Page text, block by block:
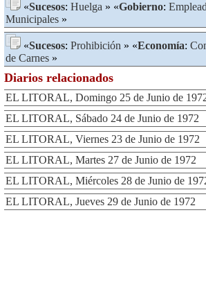
«Sucesos: Huelga » «Gobierno:
Municipales »
«Sucesos: Prohibición » «Economía:
de Carnes »
Diarios relacionados
EL LITORAL, Domingo 25 de Junio de
EL LITORAL, Sábado 24 de Junio de 1972
EL LITORAL, Viernes 23 de Junio de 1972
EL LITORAL, Martes 27 de Junio de 1972
EL LITORAL, Miércoles 28 de Junio de
EL LITORAL, Jueves 29 de Junio de 1972